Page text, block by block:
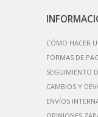
CÓMO HACER
FORMAS DE
SEGUIMIENTO
CAMBIOS Y
ENVÍOS